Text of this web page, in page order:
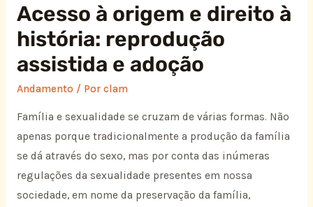
Acesso à origem e direito à
história: reprodução
assistida e adoção
Andamento / Por clam
Família e sexualidade se cruzam de várias formas. Não
apenas porque tradicionalmente a produção da família
se dá através do sexo, mas por conta das inúmeras
regulações da sexualidade presentes em nossa
sociedade, em nome da preservação da família,